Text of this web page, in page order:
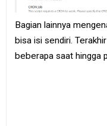
Bagian lainnya
bisa isi sendiri.
beberapa saat hingga